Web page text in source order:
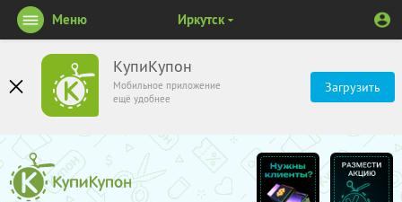
КупиКупон
Мобильное приложение
ещё удобнее
Загрузить
Меню Иркутск